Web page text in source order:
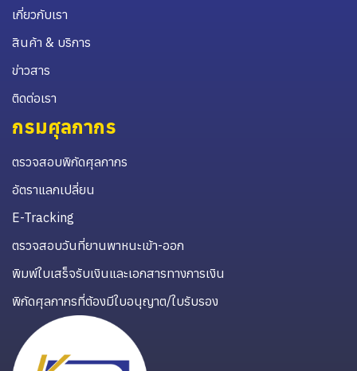
เกี่ยวกับเรา
สินค้า & บริการ
ข่าวสาร
ติดต่อเรา
กรมศุลกากร
ตรวจสอบพิกัดศุลกากร
อัตราแลกเปลี่ยน
E-Tracking
ตรวจสอบวันที่ยานพาหนะเข้า-ออก
พิมพ์ใบเสร็จรับเงินและเอกสารทางการเงิน
พิกัดศุลกากรที่ต้องมีใบอนุญาต/ใบรับรอง